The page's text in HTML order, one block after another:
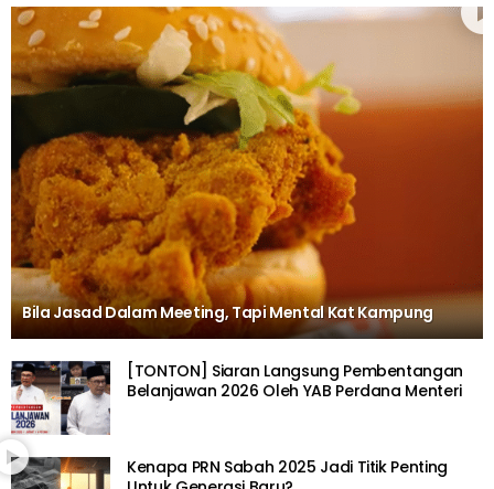
Bila Jasad Dalam Meeting, Tapi Mental Kat Kampung
[TONTON] Siaran Langsung Pembentangan
Belanjawan 2026 Oleh YAB Perdana Menteri
Kenapa PRN Sabah 2025 Jadi Titik Penting